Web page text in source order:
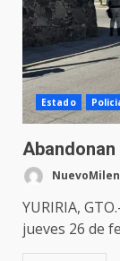
Estado
YURIRIA,
jueves 26 de